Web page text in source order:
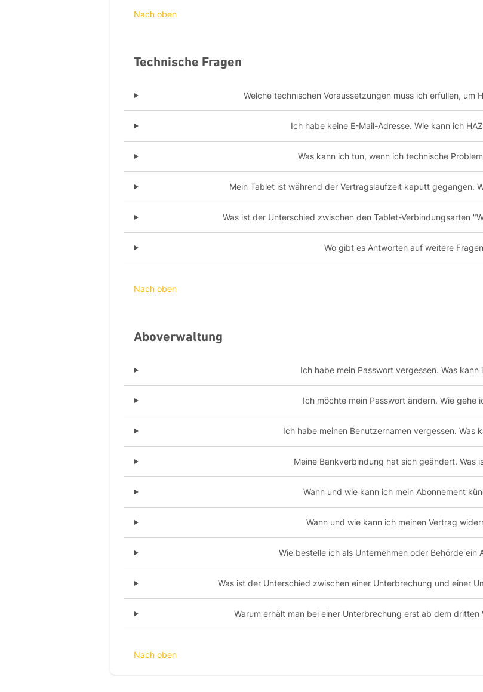
Nach oben
Technische Fragen
Welche technischen Voraussetzungen muss ich erfüllen, um
Ich habe keine E-Mail-Adresse. Wie kann ich
Was kann ich tun, wenn ich technische
Mein Tablet ist während der Vertragslaufzeit kaputt gegangen.
Was ist der Unterschied zwischen den Tablet-Verbindungsarten
Wo gibt es Antworten auf weitere
Nach oben
Aboverwaltung
Ich habe mein Passwort vergessen. Was kann
Ich möchte mein Passwort ändern. Wie gehe
Ich habe meinen Benutzernamen vergessen. Was
Meine Bankverbindung hat sich geändert. Was
Wann und wie kann ich mein Abonnement
Wann und wie kann ich meinen Vertrag
Wie bestelle ich als Unternehmen oder Behörde ein
Was ist der Unterschied zwischen einer Unterbrechung und einer
Warum erhält man bei einer Unterbrechung erst ab dem dritten
Nach oben